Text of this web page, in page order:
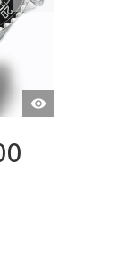
VISTA
RÁPIDA
AHORA